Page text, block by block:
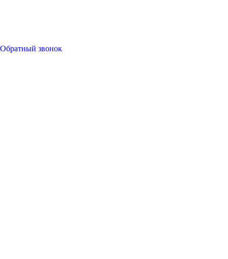
Обратный звонок